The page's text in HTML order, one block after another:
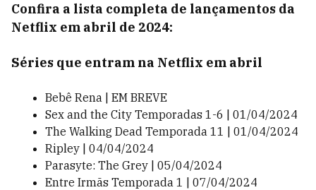
Confira a lista completa de lançamentos da
Netflix em abril de 2024:
Séries que entram na Netflix em abril
Bebê Rena | EM BREVE
Sex and the City Temporadas 1-6 | 01/04/2024
The Walking Dead Temporada 11 | 01/04/2024
Ripley | 04/04/2024
Parasyte: The Grey | 05/04/2024
Entre Irmãs Temporada 1 | 07/04/2024